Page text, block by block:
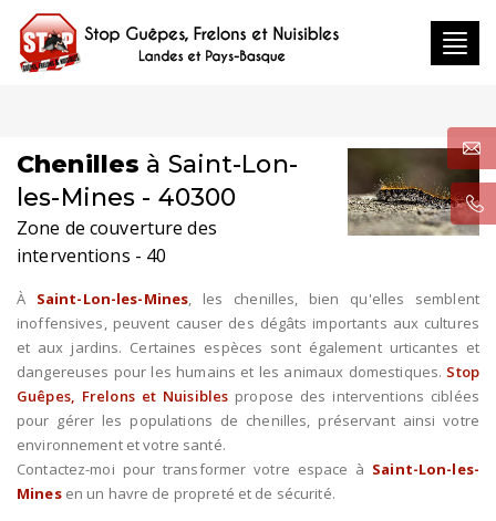
Chenilles à Saint-Lon-
les-Mines - 40300
Zone de couverture des
interventions - 40
À Saint-Lon-les-Mines, les chenilles, bien qu'elles semblent
inoffensives, peuvent causer des dégâts importants aux cultures
et aux jardins. Certaines espèces sont également urticantes et
dangereuses pour les humains et les animaux domestiques. Stop
Guêpes, Frelons et Nuisibles propose des interventions ciblées
pour gérer les populations de chenilles, préservant ainsi votre
environnement et votre santé.
Contactez-moi pour transformer votre espace à Saint-Lon-les-
Minesen un havre de propreté et de sécurité.